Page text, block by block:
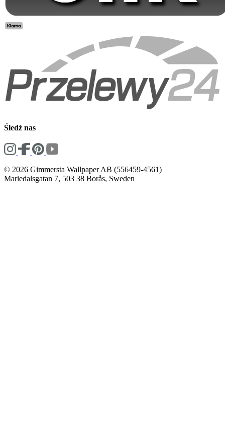
Śledź nas
© 2026 Gimmersta Wallpaper AB (556459-4561)
Mariedalsgatan 7, 503 38 Borås, Sweden